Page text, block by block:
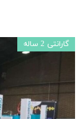
گارانتی 2 ساله